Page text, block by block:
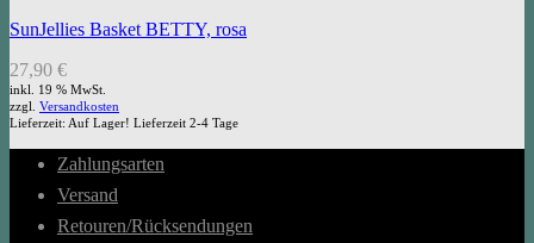
SunJellies Basket BETTY, rosa
27,90 €
inkl. 19 % MwSt.
zzgl. Versandkosten
Lieferzeit: Auf Lager! Lieferzeit 2-4 Tage
Zahlungsarten
Versand
Retouren/Rücksendungen